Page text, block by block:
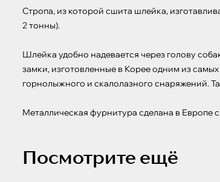
Стропа, из которой сшита шлейка,
2 тонны).
Шлейка удобно надевается через голову
замки, изготовленные в Корее одним из
горнолыжного и скалолазного снаряжений.
Металлическая фурнитура сделана в Европе
Посмотрите ещё